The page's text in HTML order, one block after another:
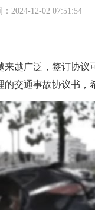
：2024-12-02 07:51:54
广泛，签订协议
交通事故协议书，